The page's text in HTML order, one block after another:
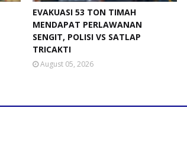
EVAKUASI 53 TON TIMAH
MENDAPAT PERLAWANAN
SENGIT, POLISI VS SATLAP
TRICAKTI
August 05, 2026